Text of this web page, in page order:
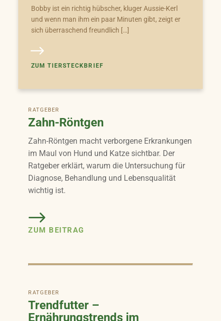
Bobby ist ein richtig hübscher, kluger Aussie-Kerl
und wenn man ihm ein paar Minuten gibt, zeigt er
sich überraschend freundlich […]
ZUM TIERSTECKBRIEF
RATGEBER
Zahn-Röntgen
Zahn-Röntgen macht verborgene Erkrankungen
im Maul von Hund und Katze sichtbar. Der
Ratgeber erklärt, warum die Untersuchung für
Diagnose, Behandlung und Lebensqualität
wichtig ist.
ZUM BEITRAG
RATGEBER
Trendfutter –
Ernährungstrends im